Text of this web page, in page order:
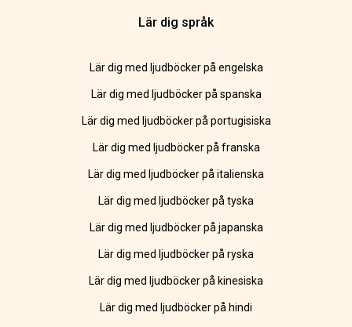
Lär dig språk
Lär dig med ljudböcker på engelska
Lär dig med ljudböcker på spanska
Lär dig med ljudböcker på portugisiska
Lär dig med ljudböcker på franska
Lär dig med ljudböcker på italienska
Lär dig med ljudböcker på tyska
Lär dig med ljudböcker på japanska
Lär dig med ljudböcker på ryska
Lär dig med ljudböcker på kinesiska
Lär dig med ljudböcker på hindi